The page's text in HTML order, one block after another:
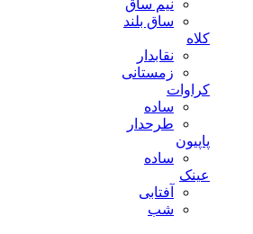
نیم ساق
ساق بلند
کلاه
نقابدار
زمستانی
کراوات
ساده
طرحدار
پاپیون
ساده
عینک
آفتابی
شب